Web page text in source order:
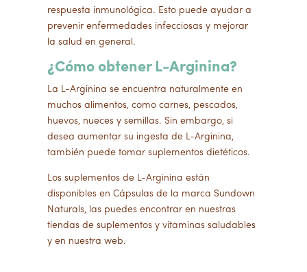
respuesta inmunológica. Esto puede ayudar a
prevenir enfermedades infecciosas y mejorar
la salud en general.
¿Cómo obtener L-Arginina?
La L-Arginina se encuentra naturalmente en
muchos alimentos, como carnes, pescados,
huevos, nueces y semillas. Sin embargo, si
desea aumentar su ingesta de L-Arginina,
también puede tomar suplementos dietéticos.
Los suplementos de L-Arginina están
disponibles en Cápsulas de la marca Sundown
Naturals, las puedes encontrar en nuestras
tiendas de suplementos y vitaminas saludables
y en nuestra web.